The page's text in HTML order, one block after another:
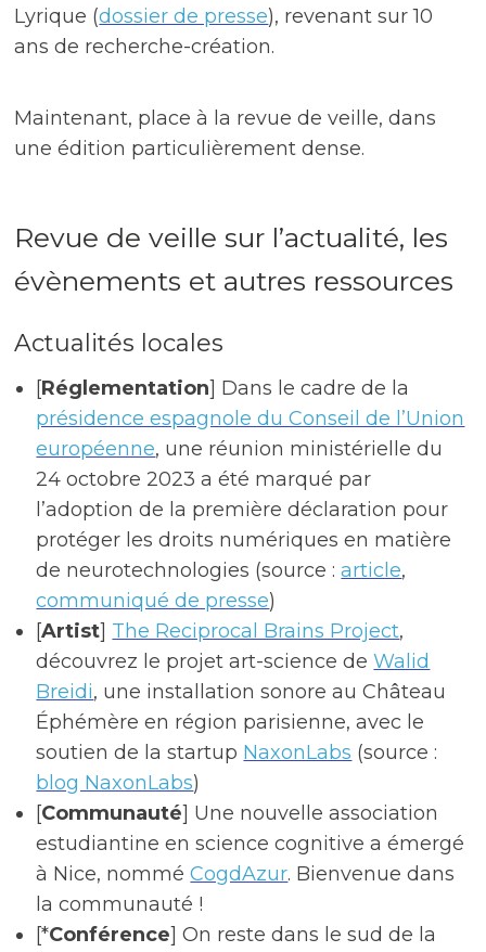
Lyrique (dossier de presse), revenant sur 10
ans de recherche-création.
Maintenant, place à la revue de veille, dans
une édition particulièrement dense.
Revue de veille sur l’actualité, les
évènements et autres ressources
Actualités locales
[Réglementation] Dans le cadre de la
présidence espagnole du Conseil de l’Union
européenne, une réunion ministérielle du
24 octobre 2023 a été marqué par
l’adoption de la première déclaration pour
protéger les droits numériques en matière
de neurotechnologies (source :article,
communiqué de presse)
[Artist] The Reciprocal Brains Project,
découvrez le projet art-science deWalid
Breidi, une installation sonore au Château
Éphémère en région parisienne, avec le
soutien de la startup NaxonLabs (source :
blog NaxonLabs)
[Communauté] Une nouvelle association
estudiantine en science cognitive a émergé
à Nice, nomméCogdAzur. Bienvenue dans
la communauté !
[*Conférence] On reste dans le sud de la